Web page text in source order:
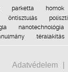
parketta homok
öntisztulás
nanotechnológia
téralakítás
Adatvédelem